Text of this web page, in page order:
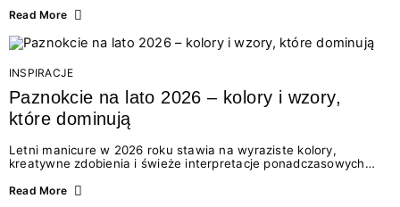
doświadczenia wakacji – od spontanicznych wyjazdów, przez
Motywem przewodnim jest eksplorowanie i kolekcjonowanie
letnich momentów. Z tej okazji przygotowaliśmy coś absolutnie
wyjątkowego: wielki konkurs z wakacje.pl oraz dawkę
najgorętszych trendów w...
Read More
INSPIRACJE
Paznokcie na lato 2026 – kolory i wzory,
które dominują
Letni manicure w 2026 roku stawia na wyraziste kolory,
kreatywne zdobienia i świeże interpretacje ponadczasowych
zarówno energetycznych odcieni inspirowanych wakacjami, jak
Read More